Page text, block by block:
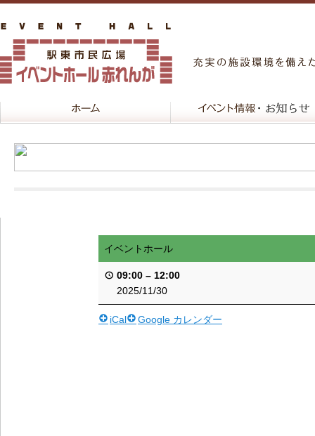
イベントホール
09:00 – 12:00
2025/11/30
iCal Google カレンダー